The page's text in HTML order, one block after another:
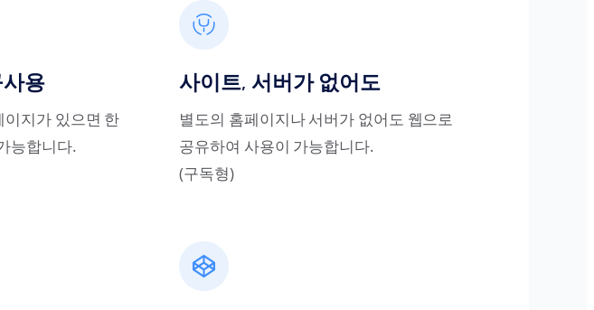
용
이지가 있으면 한
능합니다.
사이트, 서버가 없어도
별도의 홈페이지나 서버가 없어도 웹으로
공유하여 사용이 가능합니다.
(구독형)